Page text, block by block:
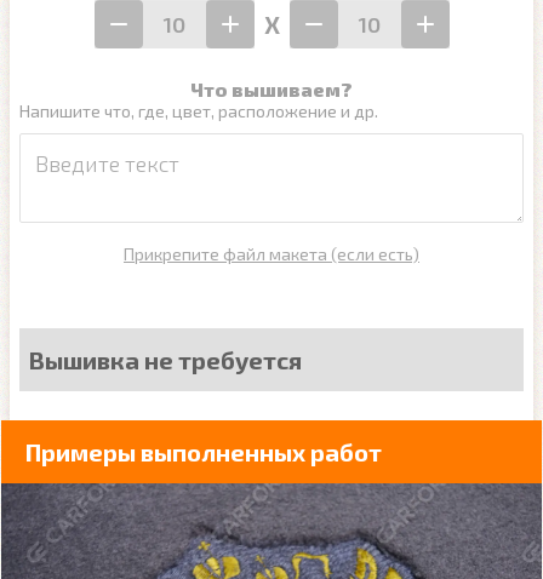
Х
Что вышиваем?
Напишите что, где, цвет, расположение и др.
Прикрепите файл макета (если есть)
Вышивка не требуется
Примеры выполненных работ